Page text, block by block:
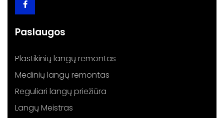
Paslaugos
Plastikinių langų remontas
Medinių langų remontas
Reguliari langų priežiūra
Langų Meistras